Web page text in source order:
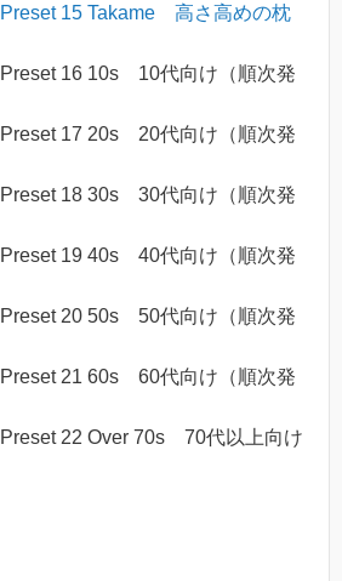
15 Takame 高さ高めの枕
16 10s 10代向け（順次発
17 20s 20代向け（順次発
18 30s 30代向け（順次発
19 40s 40代向け（順次発
20 50s 50代向け（順次発
21 60s 60代向け（順次発
22 Over 70s 70代以上向け